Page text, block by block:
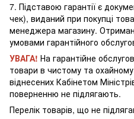
7. Підставою гарантії є
чек), виданий при покупці
менеджера магазину.
умовами гарантійного
УВАГА! На гарантійне
товари в чистому та охайному
віднесених Кабінетом
поверненню не підлягають.
Перелік товарів, що не